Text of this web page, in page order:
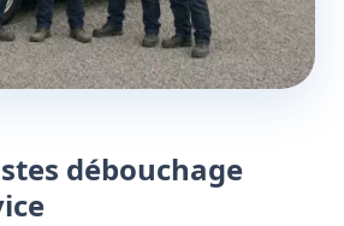
débouchage